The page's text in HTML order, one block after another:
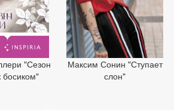
"Сезон
босиком"
Максим Сонин "Ступает
слон"